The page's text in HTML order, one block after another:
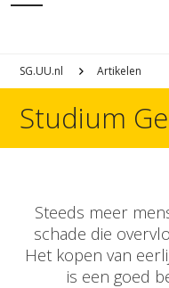
SG.UU.nl Artikelen
Studium
Steeds meer
schade die
Het kopen van
is een goed